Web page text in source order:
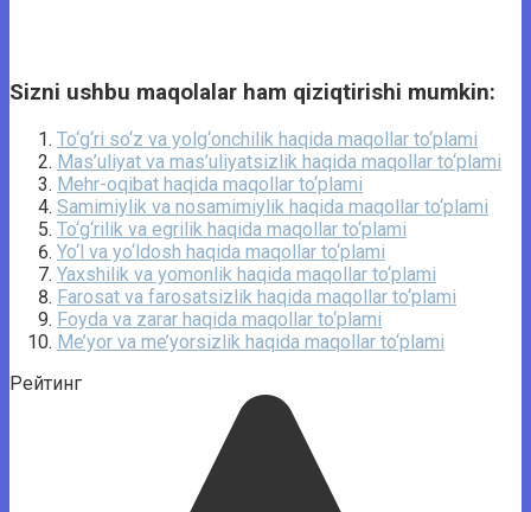
Sizni ushbu maqolalar ham qiziqtirishi mumkin:
To‘g‘ri so‘z va yolg‘onchilik haqida maqollar to‘plami
Mas’uliyat va mas’uliyatsizlik haqida maqollar to‘plami
Mehr-oqibat haqida maqollar to‘plami
Samimiylik va nosamimiylik haqida maqollar to‘plami
To‘g‘rilik va egrilik haqida maqollar to‘plami
Yo‘l va yo‘ldosh haqida maqollar to‘plami
Yaxshilik va yomonlik haqida maqollar to‘plami
Farosat va farosatsizlik haqida maqollar to‘plami
Foyda va zarar haqida maqollar to‘plami
Me’yor va me’yorsizlik haqida maqollar to‘plami
Рейтинг